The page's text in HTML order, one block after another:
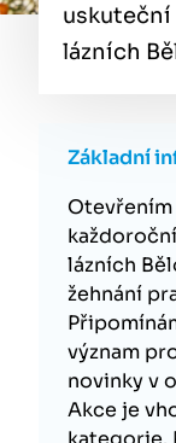
uskuteční
lázních
Základní
Otevřením
lázních
žehnání
význam
novinky v
Akce je